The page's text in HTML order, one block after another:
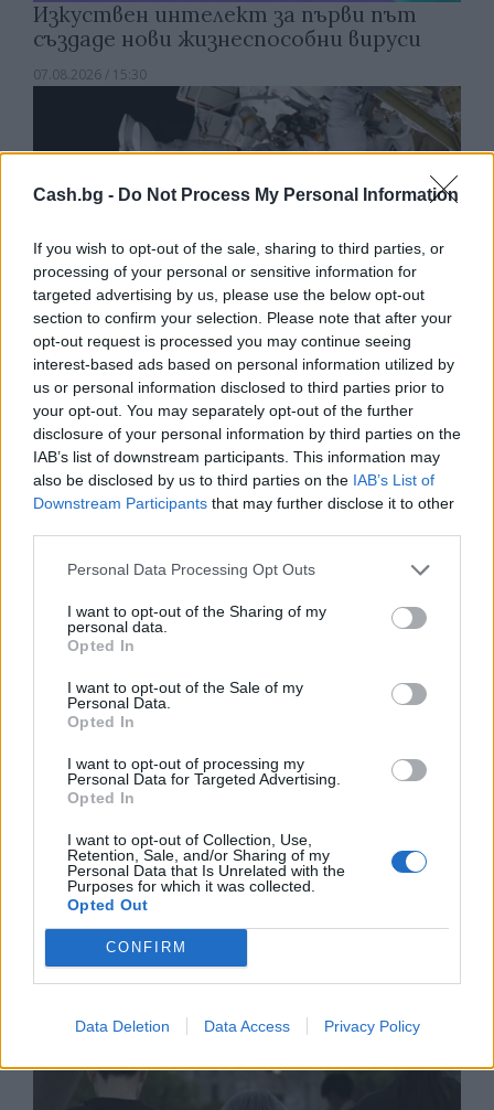
Cash.bg - Do Not Process My Personal Information
If you wish to opt-out of the sale, sharing to third parties, or
processing of your personal or sensitive information for
targeted advertising by us, please use the below opt-out
section to confirm your selection. Please note that after your
opt-out request is processed you may continue seeing
interest-based ads based on personal information utilized by
us or personal information disclosed to third parties prior to
your opt-out. You may separately opt-out of the further
disclosure of your personal information by third parties on the
IAB’s list of downstream participants. This information may
also be disclosed by us to third parties on the IAB’s List of
Downstream Participants that may further disclose it to other
Personal Data Processing Opt Outs
I want to opt-out of the Sharing of my
personal data.
Opted In
I want to opt-out of the Sale of my
Personal Data.
Opted In
I want to opt-out of processing my
Personal Data for Targeted Advertising.
Opted In
I want to opt-out of Collection, Use,
Retention, Sale, and/or Sharing of my
Personal Data that Is Unrelated with the
Purposes for which it was collected.
Opted Out
CONFIRM
Data Deletion Data Access Privacy Policy
Изкуствен интелект за първи път
създаде нови жизнеспособни вируси
07.08.2026 / 15:30
Астронавти на NASA излязоха в
открития космос
07.08.2026 / 15:00
обаждания без съгласието на
абонатите от 11 август
07.08.2026 / 14:30